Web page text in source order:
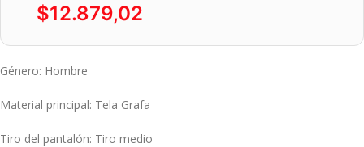
$12.879,02
Género: Hombre
Material principal: Tela Grafa
Tiro del pantalón: Tiro medio